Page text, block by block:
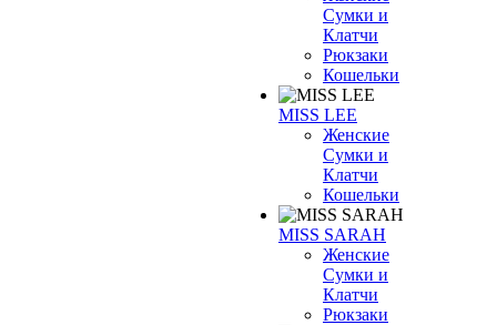
Сумки и
Клатчи
Рюкзаки
Кошельки
MISS LEE
Женские
Сумки и
Клатчи
Кошельки
MISS SARAH
Женские
Сумки и
Клатчи
Рюкзаки